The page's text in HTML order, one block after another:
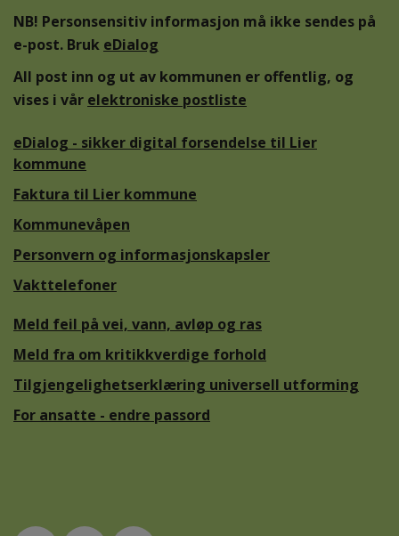
NB! Personsensitiv informasjon må ikke sendes på
e-post. Bruk eDialog
All post inn og ut av kommunen er offentlig, og
vises i vår elektroniske postliste
eDialog - sikker digital forsendelse til Lier
kommune
Faktura til Lier kommune
Kommunevåpen
Personvern og informasjonskapsler
Vakttelefoner
Meld feil på vei, vann, avløp og ras
Meld fra om kritikkverdige forhold
Tilgjengelighetserklæring universell utforming
For ansatte - endre passord